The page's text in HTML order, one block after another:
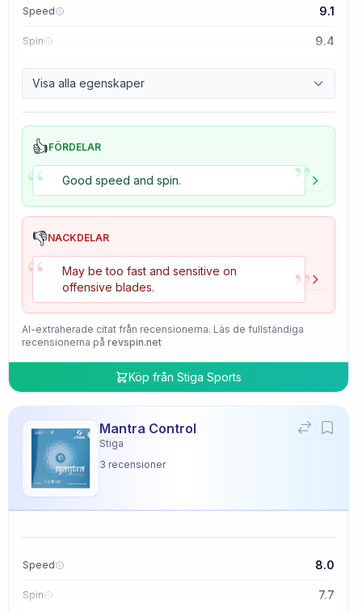
Speed 9.1
Spin 9.4
Control 8.5
Tackiness 5.0
Visa alla egenskaper
👍FÖRDELAR
“ Good speed and spin. ”
👎NACKDELAR
“
May be too fast and sensitive on
offensive blades.
”
AI-extraherade citat från recensionerna. Läs de fullständiga
recensionerna på revspin.net
Köp från Stiga Sports
Mantra Control
Stiga
3 recensioner
Speed 8.0
Spin 7.7